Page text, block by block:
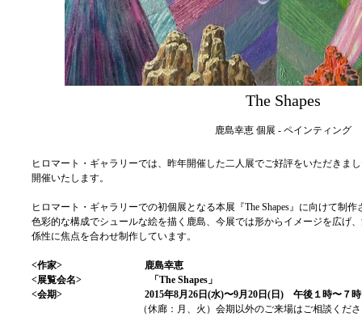
The Shapes
鹿島幸恵 個展 - ペインティング
ヒロマート・ギャラリーでは、昨年開催した二人展でご好評をいただきま
開催いたします。
ヒロマート・ギャラリーでの初個展となる本展『The Shapes』に向けて制
色彩的な構成でシュールな絵を描く鹿島、今展では形からイメージを広げ
係性に焦点を合わせ制作しています。
<作家> 鹿島幸恵
<展覧会名> 「The Shapes」
<会期> 2015年8月26日(水)〜9月20日(日) 午後１時〜７時
（休廊：月、火）会期以外のご来場はご相談くださ